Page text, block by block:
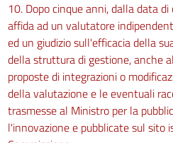
10. Dopo cinque anni, dalla data
affida ad un valutatore
ed un giudizio sull'efficacia della
della struttura di gestione, anche
proposte di integrazioni o
della valutazione e le eventuali
trasmesse al Ministro per la
l'innovazione e pubblicate sul sito